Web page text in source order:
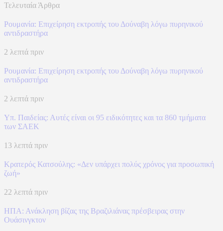
Τελευταία Άρθρα
Ρουμανία: Επιχείρηση εκτροπής του Δούναβη λόγω πυρηνικού
αντιδραστήρα
2 λεπτά πριν
Ρουμανία: Επιχείρηση εκτροπής του Δούναβη λόγω πυρηνικού
αντιδραστήρα
2 λεπτά πριν
Υπ. Παιδείας: Αυτές είναι οι 95 ειδικότητες και τα 860 τμήματα
των ΣΑΕΚ
13 λεπτά πριν
Κρατερός Κατσούλης: «Δεν υπάρχει πολύς χρόνος για προσωπική
ζωή»
22 λεπτά πριν
ΗΠΑ: Ανάκληση βίζας της Βραζιλιάνας πρέσβειρας στην
Ουάσινγκτον